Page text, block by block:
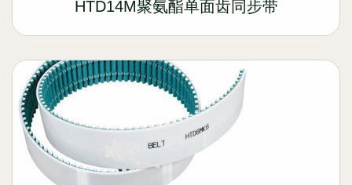
HTD14M聚氨酯单面齿同步带